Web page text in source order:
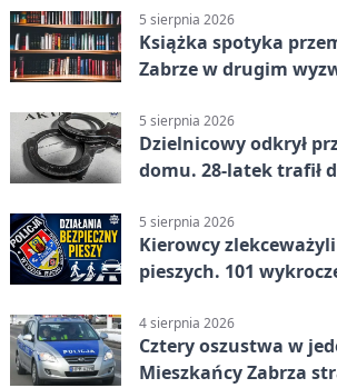
5 sierpnia 2026
Książka spotyka
Zabrze w drugim
5 sierpnia 2026
Dzielnicowy odkrył
domu. 28-latek trafił
5 sierpnia 2026
Kierowcy
pieszych. 101
4 sierpnia 2026
Cztery oszustwa w
Mieszkańcy Zabrza